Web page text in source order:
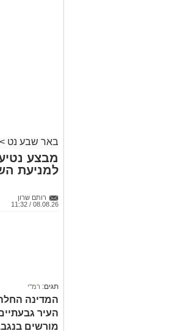
באר שבע נט >
למניעת
רותם שרון
08.08.26 / 11:32
תגים: רמ''י
המדינה
העיר